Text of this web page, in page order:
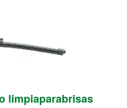
limpiaparabrisas